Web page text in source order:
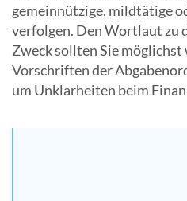
gemeinnützige, mildtätige
verfolgen. Den Wortlaut zu
Zweck sollten Sie
Vorschriften der
um Unklarheiten beim